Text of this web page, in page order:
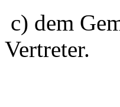
c) dem
Vertreter.